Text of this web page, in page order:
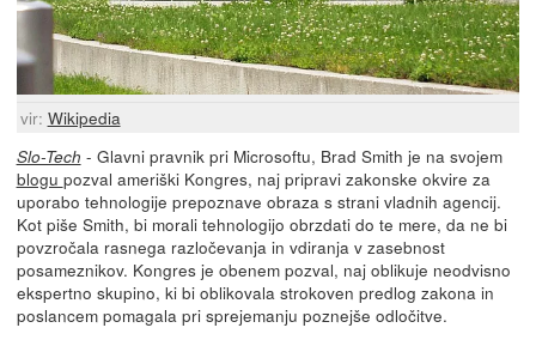
vir: Wikipedia
Slo-Tech - Glavni pravnik pri Microsoftu, Brad Smith je na svojem
blogu pozval ameriški Kongres, naj pripravi zakonske okvire za
uporabo tehnologije prepoznave obraza s strani vladnih agencij.
Kot piše Smith, bi morali tehnologijo obrzdati do te mere, da ne bi
povzročala rasnega razločevanja in vdiranja v zasebnost
posameznikov. Kongres je obenem pozval, naj oblikuje neodvisno
ekspertno skupino, ki bi oblikovala strokoven predlog zakona in
poslancem pomagala pri sprejemanju poznejše odločitve.